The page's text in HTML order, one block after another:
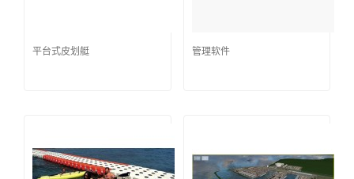
平台式皮划艇 管理软件